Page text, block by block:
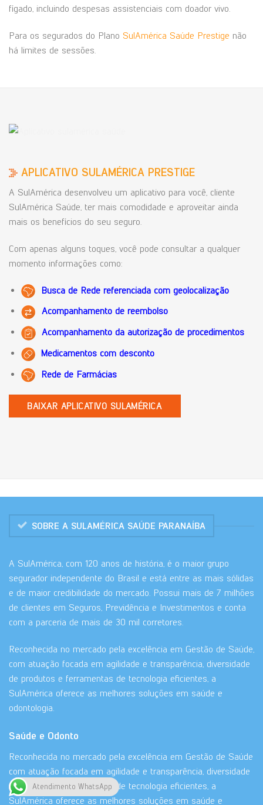
fígado, incluindo despesas assistenciais com doador vivo.
Para os segurados do Plano SulAmérica Saúde Prestige não
há limites de sessões.
APLICATIVO SULAMÉRICA PRESTIGE
A SulAmérica desenvolveu um aplicativo para você, cliente
SulAmérica Saúde, ter mais comodidade e aproveitar ainda
mais os benefícios do seu seguro.
Com apenas alguns toques, você pode consultar a qualquer
momento informações como:
Busca de Rede referenciada com geolocalização
Acompanhamento de reembolso
Acompanhamento da autorização de procedimentos
Medicamentos com desconto
Rede de Farmácias
BAIXAR APLICATIVO SULAMÉRICA
SOBRE A SULAMÉRICA SAÚDE PARANAÍBA
A SulAmérica, com 120 anos de história, é o maior grupo
segurador independente do Brasil e está entre as mais sólidas
e de maior credibilidade do mercado. Possui mais de 7 milhões
de clientes em Seguros, Previdência e Investimentos e conta
com a parceria de mais de 30 mil corretores.
Reconhecida no mercado pela excelência em Gestão de Saúde,
com atuação focada em agilidade e transparência, diversidade
de produtos e ferramentas de tecnologia eficientes, a
SulAmérica oferece as melhores soluções em saúde e
odontologia.
Saúde e Odonto
Reconhecida no mercado pela excelência em Gestão de Saúde
com atuação focada em agilidade e transparência, diversidade
de produtos e ferramentas de tecnologia eficientes, a
SulAmérica oferece as melhores soluções em saúde e
Atendimento WhatsApp